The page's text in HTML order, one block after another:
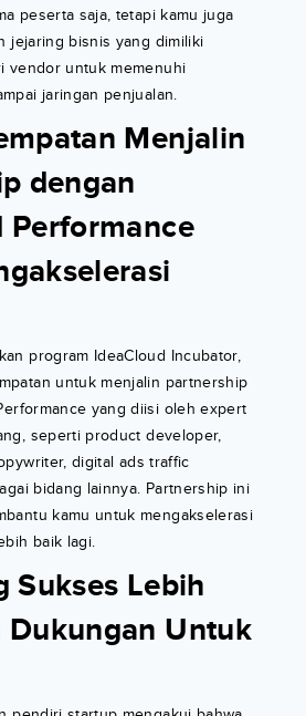
peserta saja, tetapi kamu juga
jejaring bisnis yang dimiliki
vendor untuk memenuhi
jaringan penjualan.
Menjalin
dengan
Performance
program IdeaCloud Incubator,
untuk menjalin partnership
yang diisi oleh expert
seperti product developer,
digital ads traffic
bidang lainnya. Partnership ini
kamu untuk mengakselerasi
baik lagi.
Sukses Lebih
Dukungan Untuk